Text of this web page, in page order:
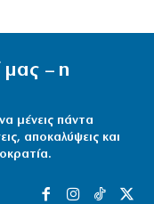
μας – η
μένεις πάντα
αποκαλύψεις και